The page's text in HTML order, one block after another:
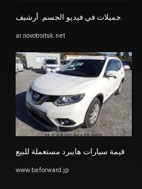
ar.novotroitsk.net
www.beforward.jp